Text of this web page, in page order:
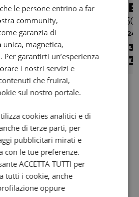
MV AGUSTA Brutale 800
| 110 Hp | 81 Kw
€ 115/mese
2024
€
le persone entrino a far
community,
garanzia di
unica, magnetica,
Per garantirti un’esperienza
i nostri servizi e
che fruirai,
sul nostro portale.
cookies analitici e di
di terze parti, per
pubblicitari mirati e
con le tue preferenze.
ACCETTA TUTTI per
tutti i cookie, anche
oppure